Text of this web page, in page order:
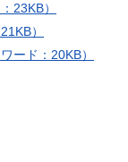
23KB）
）
ード：20KB）